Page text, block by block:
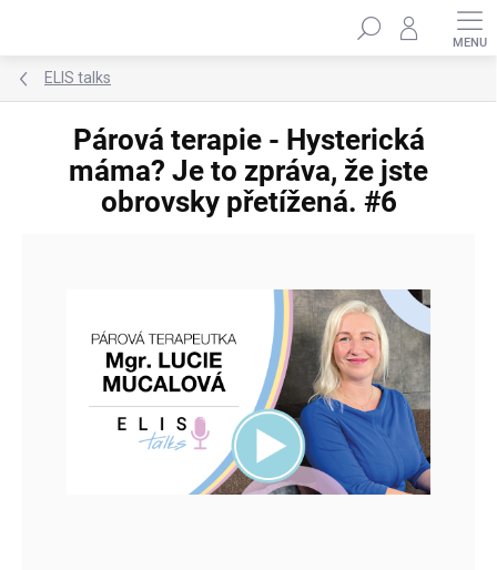
Hledat
ELIS talks
Párová terapie - Hysterická
máma? Je to zpráva, že jste
obrovsky přetížená. #6